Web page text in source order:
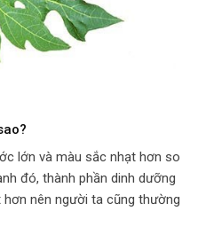
lớn và màu sắc nhạt hơn so
đó, thành phần dinh dưỡng
nên người ta cũng thường